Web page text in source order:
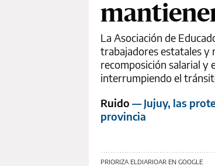
La Asociación de
trabajadores estatales y
recomposición salarial y
interrumpiendo el
Ruido — Jujuy, las
provincia
PRIORIZA ELDIARIOAR EN GOOGLE